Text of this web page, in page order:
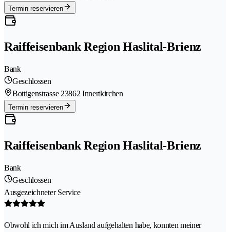
Termin reservieren
Raiffeisenbank Region Haslital-Brienz
Bank
Geschlossen
Bottigenstrasse 23862 Innertkirchen
Termin reservieren
Raiffeisenbank Region Haslital-Brienz
Bank
Geschlossen
Ausgezeichneter Service
Obwohl ich mich im Ausland aufgehalten habe, konnten meiner